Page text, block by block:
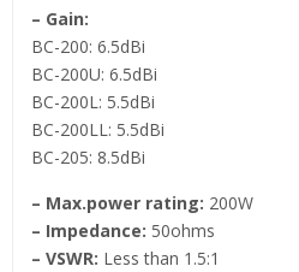
– Gain:
BC-200: 6.5dBi
BC-200U: 6.5dBi
BC-200L: 5.5dBi
BC-200LL: 5.5dBi
BC-205: 8.5dBi
– Max.power rating: 200W
– Impedance: 50ohms
– VSWR: Less than 1.5:1